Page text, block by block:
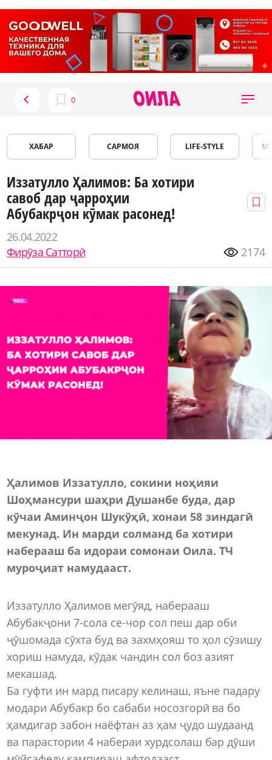
ХАБАР САРМОЯ LIFE-STYLE
Иззатулло Ҳалимов: Ба хотири
савоб дар ҷарроҳии
Абубакрҷон кӯмак расонед!
26.04.2022
Фирӯза Сатторӣ
2174
Ҳалимов Иззатулло, сокини ноҳияи
Шоҳмансури шаҳри Душанбе буда, дар
кӯчаи Аминҷон Шукӯҳӣ, хонаи 58 зиндагӣ
мекунад. Ин марди солманд ба хотири
наберааш ба идораи сомонаи Оила. ТЧ
муроҷиат намудааст.
Иззатулло Ҳалимов мегӯяд, наберааш
Абубакҷони 7-сола се-чор сол пеш дар оби
ҷӯшомада сӯхта буд ва захмҳояш то ҳол сӯзишу
хориш намуда, кӯдак чандин сол боз азият
мекашад.
Ба гуфти ин мард писару келинаш, яъне падару
модари Абубакр бо сабаби носозгорӣ ва бо
ҳамдигар забон наёфтан аз ҳам ҷудо шудаанд
ва парастории 4 набераи хурдсолаш бар дӯши